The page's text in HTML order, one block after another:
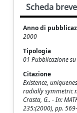
Scheda breve
Anno di
2000
Tipologia
01 Pubblicazione
Citazione
Existence,
radially symmetric
Crasta, G.. - In:
235:(2000), pp.